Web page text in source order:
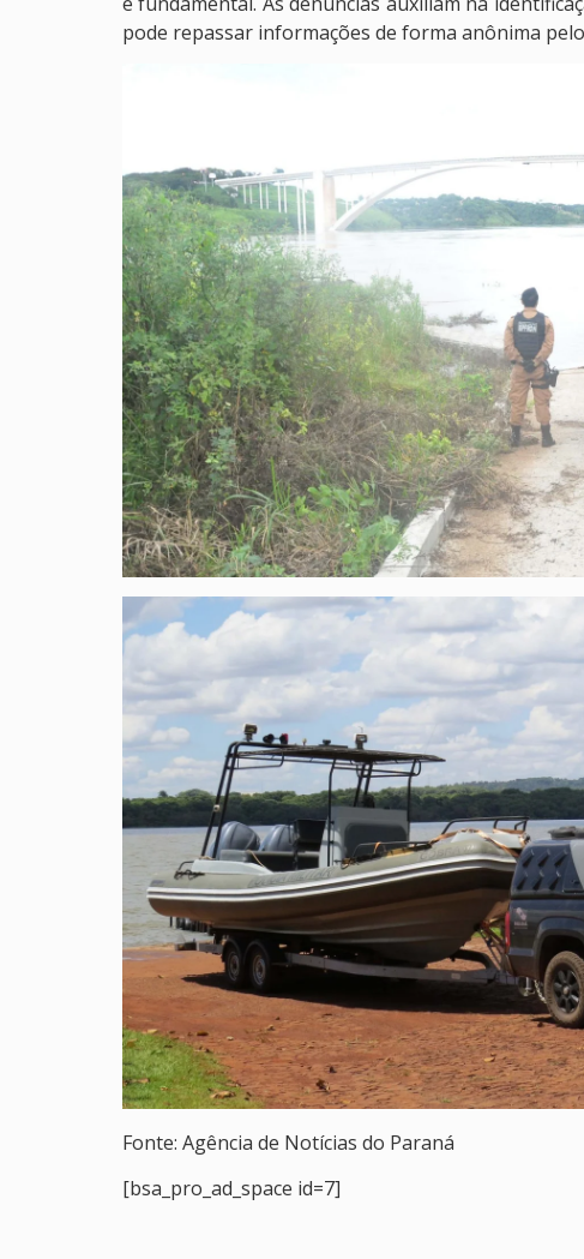
pode repassar informações de forma anônima
Fonte: Agência de Notícias do Paraná
[bsa_pro_ad_space id=7]